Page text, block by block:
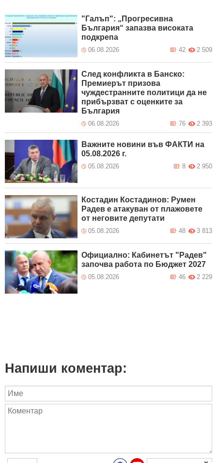
"Галъп": „Прогресивна
България“ запазва високата
подкрепа
06.08.2026 2 509
42
След конфликта в Банско:
Премиерът призова
чуждестранните политици да не
прибързват с оценките за
България
06.08.2026 2 393
76
Важните новини във ФАКТИ на
05.08.2026 г.
05.08.2026 2 950
8
Костадин Костадинов: Румен
Радев е атакуван от плажoвете
от неговите депутати
05.08.2026 3 813
48
Официално: Кабинетът "Радев"
започва работа по Бюджет 2027
05.08.2026 2 229
46
Напиши коментар: